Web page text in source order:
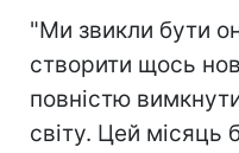
"Ми звикли бути
створити щось
повністю
світу. Цей місяць